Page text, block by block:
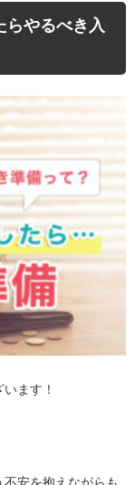
らやるべき入
ます！
不安を抱えながらも